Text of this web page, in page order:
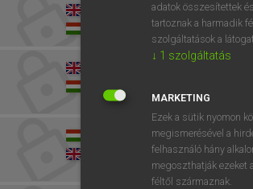
⚲ sold-outkeresése
adatok összesítettek
tartoznak a harmadik
szolgáltatások a
↓ 1 szolgáltatás
MARKETING
Ezek a sütik nyomon
megismerésével a
felhasználó hány
megoszthatják ezeket
féltől származnak.
í y